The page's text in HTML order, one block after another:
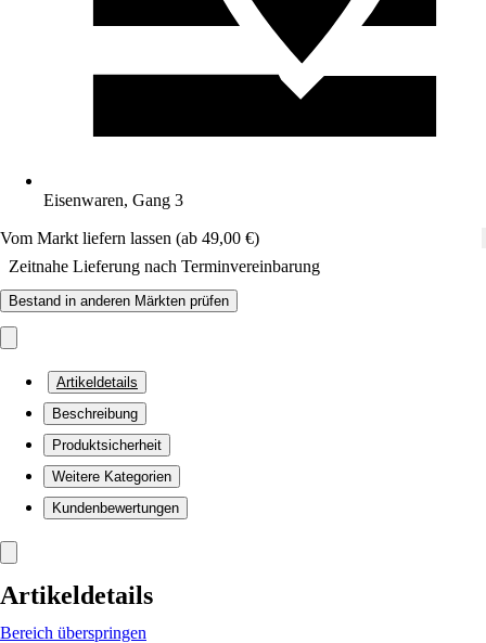
Eisenwaren, Gang 3
Vom Markt liefern lassen (ab 49,00 €)
Zeitnahe Lieferung nach Terminvereinbarung
Bestand in anderen Märkten prüfen
Artikeldetails
Beschreibung
Produktsicherheit
Weitere Kategorien
Kundenbewertungen
Artikeldetails
Bereich überspringen